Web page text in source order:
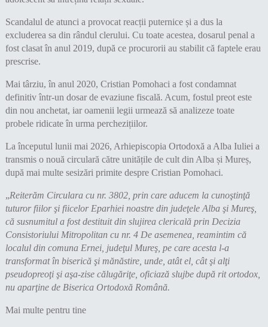
Scandalul de atunci a provocat reacții puternice și a dus la
excluderea sa din rândul clerului. Cu toate acestea, dosarul penal a
fost clasat în anul 2019, după ce procurorii au stabilit că faptele erau
prescrise.
Mai târziu, în anul 2020, Cristian Pomohaci a fost condamnat
definitiv într-un dosar de evaziune fiscală. Acum, fostul preot este
din nou anchetat, iar oamenii legii urmează să analizeze toate
probele ridicate în urma perchezițiilor.
La începutul lunii mai 2026, Arhiepiscopia Ortodoxă a Alba Iuliei a
transmis o nouă circulară către unitățile de cult din Alba și Mureș,
după mai multe sesizări primite despre Cristian Pomohaci.
„Reiterăm Circulara cu nr. 3802, prin care aducem la cunoştinţă
tuturor fiilor şi fiicelor Eparhiei noastre din judeţele Alba şi Mureş,
că susnumitul a fost destituit din slujirea clericală prin Decizia
Consistoriului Mitropolitan cu nr. 4 De asemenea, reamintim că
localul din comuna Ernei, judeţul Mureş, pe care acesta l-a
transformat în biserică şi mănăstire, unde, atât el, cât şi alţi
pseudopreoţi şi aşa-zise călugăriţe, oficiază slujbe după rit ortodox,
nu aparţine de Biserica Ortodoxă Română.
Mai multe pentru tine